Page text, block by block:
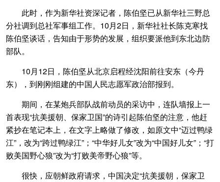
此时，作为新华社资深记者，陈伯坚已从新华社三野总
分社调到总社军事组工作。10月2日，新华社社长陈克寒找
陈伯坚谈话，告知由于形势的发展，组织要派他到东北边防
部队。
10月12日，陈伯坚从北京启程经沈阳前往安东（今丹
东），到刚刚组建的中国人民志愿军政治部报到。
期间，在某炮兵部队战前动员的采访中，连队墙报上一
首表现“抗美援朝、保家卫国”的诗引起陈伯坚的注意，他赶
紧抄在笔记本上，在文字上略做了修改，如原文中“迈过鸭绿
江”，改为“跨过鸭绿江”；“中华好儿女”改为“中国好儿女”；“打
败美国野心狼”改为“打败美帝野心狼”等。
很快，应朝鲜政府请求，中国决定“抗美援朝，保家卫